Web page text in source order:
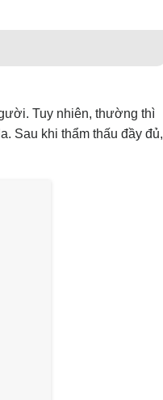
Tuy nhiên, thường thì
Sau khi thẩm thấu đầy đủ,